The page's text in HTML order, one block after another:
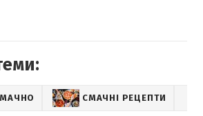
СМАЧНІ РЕЦЕПТИ